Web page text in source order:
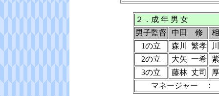
２．成 年 男 女
男子監督
中田 修
1の立
森川 繁孝
2の立
大矢 一希
3の立
藤林 丈司
マネージャー ：